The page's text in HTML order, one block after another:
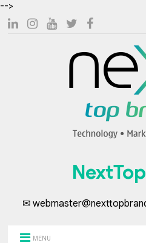
-->
✉
MENU